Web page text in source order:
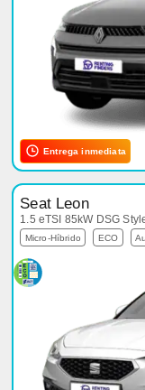
Entrega inmediata
Seat Leon
1.5 eTSI 85kW DSG
Micro-Híbrido ECO